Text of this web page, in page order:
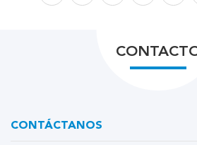
CONTÁCTANOS